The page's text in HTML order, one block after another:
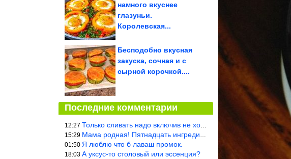
намного вкуснее
глазуньи.
Королевская...
Бесподобно вкусная
закуска, сочная и с
сырной корочкой....
Последние комментарии
12:27 Только сливать надо включив не холодную, а ГОРЯЧУЮ воду. Трубы в
15:29 Мама родная! Пятнадцать ингредиентов на пирожок!!!
01:50 Я люблю что б лаваш промок.
18:03 А уксус-то столовый или эссенция?